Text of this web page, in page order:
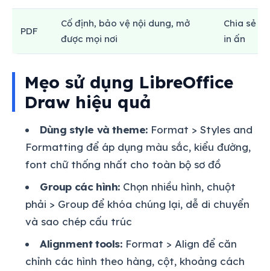
PDF
Cố định, bảo vệ nội dung, mở
được mọi nơi
Chia sẻ
in ấn
Mẹo sử dụng LibreOffice
Draw hiệu quả
Dùng style và theme: Format > Styles and
Formatting để áp dụng màu sắc, kiểu đường,
font chữ thống nhất cho toàn bộ sơ đồ
Group các hình: Chọn nhiều hình, chuột
phải > Group để khóa chúng lại, dễ di chuyển
và sao chép cấu trúc
Alignment tools:Format > Align để căn
chỉnh các hình theo hàng, cột, khoảng cách